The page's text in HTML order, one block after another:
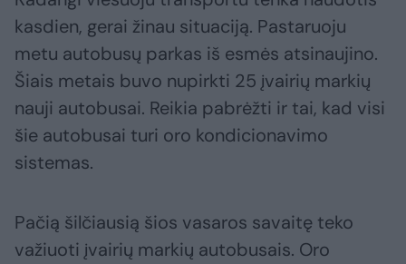
kasdien, gerai žinau situaciją. Pastaruoju
metu autobusų parkas iš esmės atsinaujino.
Šiais metais buvo nupirkti 25 įvairių markių
nauji autobusai. Reikia pabrėžti ir tai, kad visi
šie autobusai turi oro kondicionavimo
sistemas.
Pačią šilčiausią šios vasaros savaitę teko
važiuoti įvairių markių autobusais. Oro